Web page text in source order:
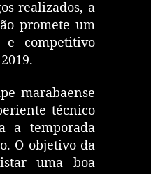
realizados, a
promete um
competitivo
marabaense
técnico
a temporada
O objetivo da
uma boa